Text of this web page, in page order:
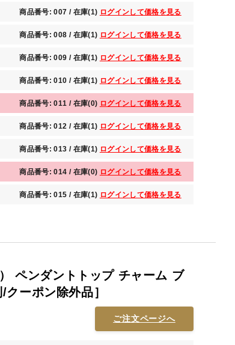
商品番号: 007 / 在庫(1) ログインして価格を見る
商品番号: 008 / 在庫(1) ログインして価格を見る
商品番号: 009 / 在庫(1) ログインして価格を見る
商品番号: 010 / 在庫(1) ログインして価格を見る
商品番号: 011 / 在庫(0) ログインして価格を見る
商品番号: 012 / 在庫(1) ログインして価格を見る
商品番号: 013 / 在庫(1) ログインして価格を見る
商品番号: 014 / 在庫(0) ログインして価格を見る
商品番号: 015 / 在庫(1) ログインして価格を見る
ペンダントトップ チャーム ブ
ーポン除外品］
ご注文ページへ